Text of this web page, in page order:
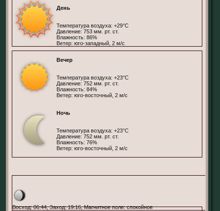
День
Температура воздуха: +29°С
Давление: 753 мм. рт. ст.
Влажность: 86%
Ветер: юго-западный, 2 м/с
Вечер
Температура воздуха: +23°С
Давление: 752 мм. рт. ст.
Влажность: 84%
Ветер: юго-восточный, 2 м/с
Ночь
Температура воздуха: +23°С
Давление: 752 мм. рт. ст.
Влажность: 76%
Ветер: юго-восточный, 2 м/с
Восход: 06:44, Заход: 19:16, Магнитное поле: спокойное